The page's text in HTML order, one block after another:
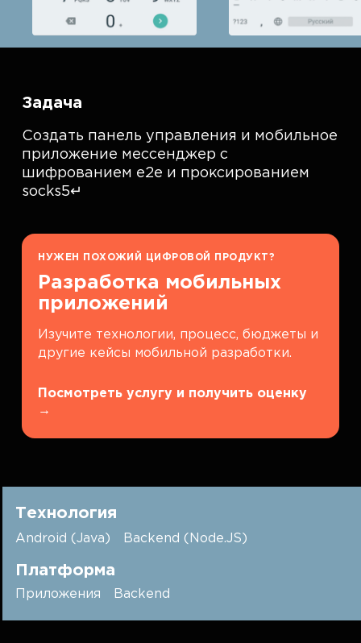
Задача
Создать панель управления и мобильное
приложение мессенджер с
шифрованием e2e и проксированием
socks5↵
НУЖЕН ПОХОЖИЙ ЦИФРОВОЙ ПРОДУКТ?
Разработка мобильных
приложений
Изучите технологии, процесс, бюджеты и
другие кейсы мобильной разработки.
Посмотреть услугу и получить оценку
→
Технология
Android (Java) Backend (Node.JS)
Платформа
Приложения Backend